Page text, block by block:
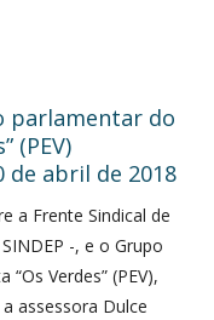
parlamentar do
(PEV)
de abril de 2018
a Frente Sindical de
-, e o Grupo
Verdes” (PEV),
assessora Dulce